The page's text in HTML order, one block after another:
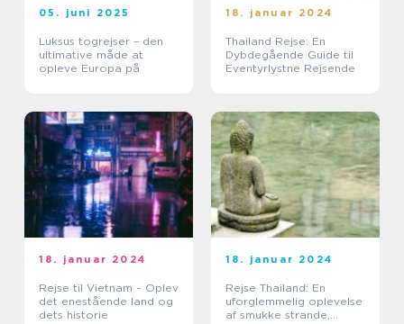
05. juni 2025
Luksus togrejser – den
ultimative måde at
opleve Europa på
18. januar 2024
Thailand Rejse: En
Dybdegående Guide til
Eventyrlystne Rejsende
18. januar 2024
Rejse til Vietnam – Oplev
det enestående land og
dets historie
18. januar 2024
Rejse Thailand: En
uforglemmelig oplevelse
af smukke strande,